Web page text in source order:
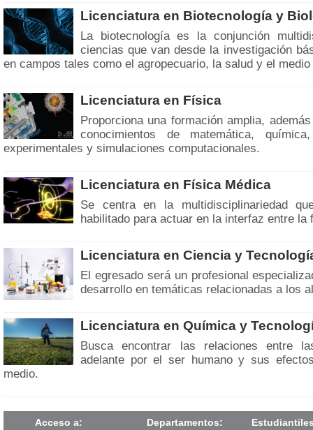
Licenciatura en Biotecnología y
La biotecnología es la conjunción
ciencias que van desde la investigación
en campos tales como el agropecuario, la salud y el
Licenciatura en Física
Proporciona una formación amplia,
conocimientos de matemática,
experimentales y simulaciones computacionales.
Licenciatura en Física Médica
Se centra en la multidisciplinariedad
habilitado para actuar en la interfaz entre
Licenciatura en Ciencia y
El egresado será un profesional
desarrollo en temáticas relacionadas a los
Licenciatura en Química y
Busca encontrar las relaciones entre
adelante por el ser humano y sus
medio.
Acceso a: Departamentos: